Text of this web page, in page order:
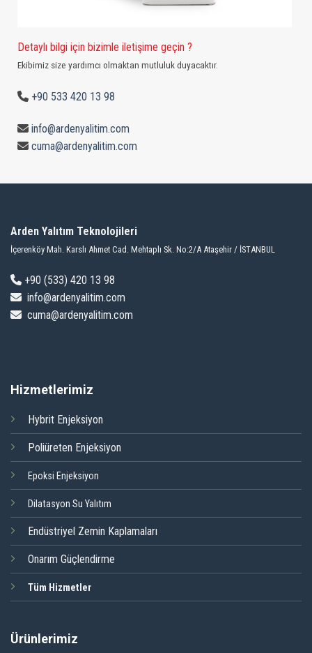
Detaylı bilgi için bizimle iletişime geçin ?
Ekibimiz size yardımcı olmaktan mutluluk duyacaktır.
+90 533 420 13 98
info@ardenyalitim.com
cuma@ardenyalitim.com
Arden Yalıtım Teknolojileri
İçerenköy Mah. Karslı Ahmet Cad. Mehtaplı Sk. No:2/A Ataşehir / İSTANBUL
+90 (533) 420 13 98
info@ardenyalitim.com
cuma@ardenyalitim.com
Hizmetlerimiz
Hybrit Enjeksiyon
Poliüreten Enjeksiyon
Epoksi Enjeksiyon
Dilatasyon Su Yalıtım
Endüstriyel Zemin Kaplamaları
Onarım Güçlendirme
Tüm Hizmetler
Ürünlerimiz